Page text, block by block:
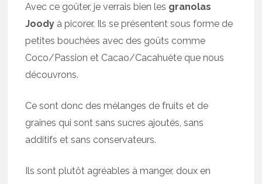
Avec ce goûter, je verrais bien les granolas
Joody à picorer. Ils se présentent sous forme de
petites bouchées avec des goûts comme
Coco/Passion et Cacao/Cacahuète que nous
découvrons.
Ce sont donc des mélanges de fruits et de
graines qui sont sans sucres ajoutés, sans
additifs et sans conservateurs.
Ils sont plutôt agréables à manger, doux en